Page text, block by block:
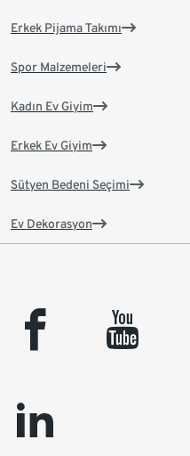
Erkek Pijama Takımı
Spor Malzemeleri
Kadın Ev Giyim
Erkek Ev Giyim
Sütyen Bedeni Seçimi
Ev Dekorasyon
facebook youtube
linkedin